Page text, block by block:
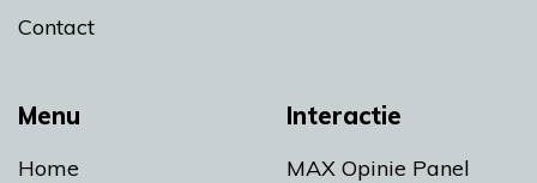
Menu
Home
Interactie
MAX Opinie Panel
Contact